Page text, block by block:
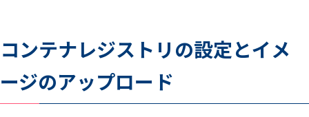
コンテナレジストリの設定とイメ
ージのアップロード